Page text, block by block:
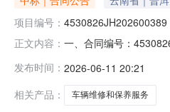
项目编号： 4530826JH202600389
正文内容： 一、合同编号：
尼族彝族自治县江城哈
发布时间： 2026-06-11 20:21
相关产品：
车辆维修和保养服务